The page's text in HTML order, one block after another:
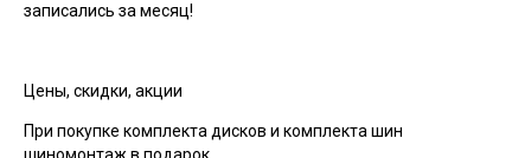
записались за месяц!
Цены, скидки, акции
При покупке комплекта дисков и комплекта шин